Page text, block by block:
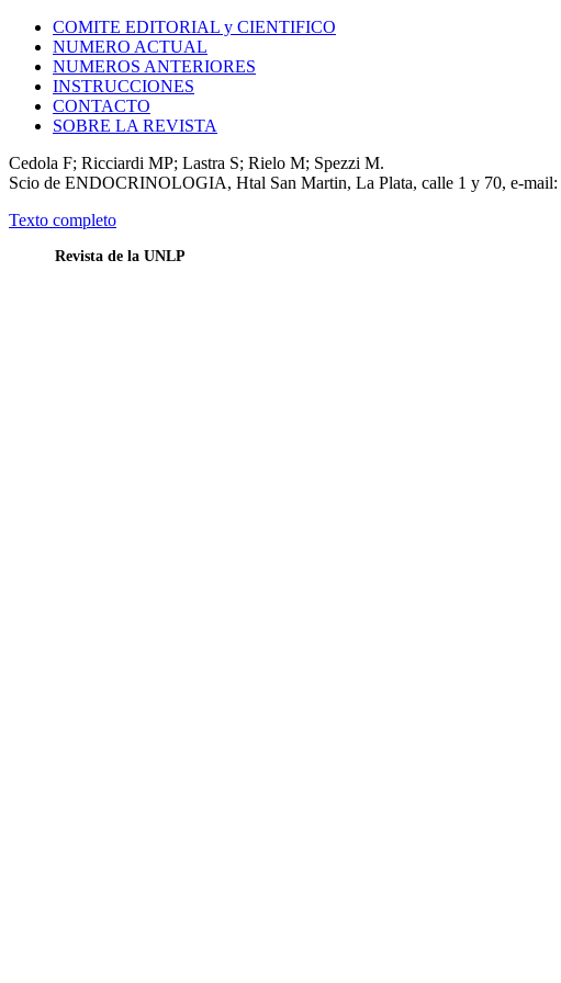
COMITE EDITORIAL y CIENTIFICO
NUMERO ACTUAL
NUMEROS ANTERIORES
INSTRUCCIONES
CONTACTO
SOBRE LA REVISTA
Cedola F; Ricciardi MP; Lastra S; Rielo M; Spezzi M.
Scio de ENDOCRINOLOGIA, Htal San Martin, La Plata, calle 1 y 70, e-mail:
Texto completo
Revista de la UNLP